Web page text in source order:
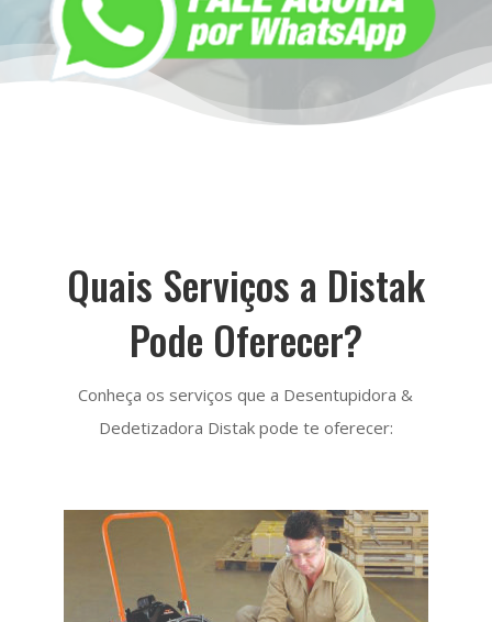
Quais Serviços a Distak
Pode Oferecer?
Conheça os serviços que a Desentupidora &
Dedetizadora Distak pode te oferecer: